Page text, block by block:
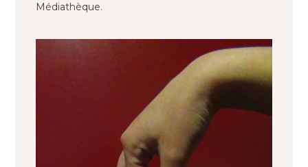
Médiathèque.